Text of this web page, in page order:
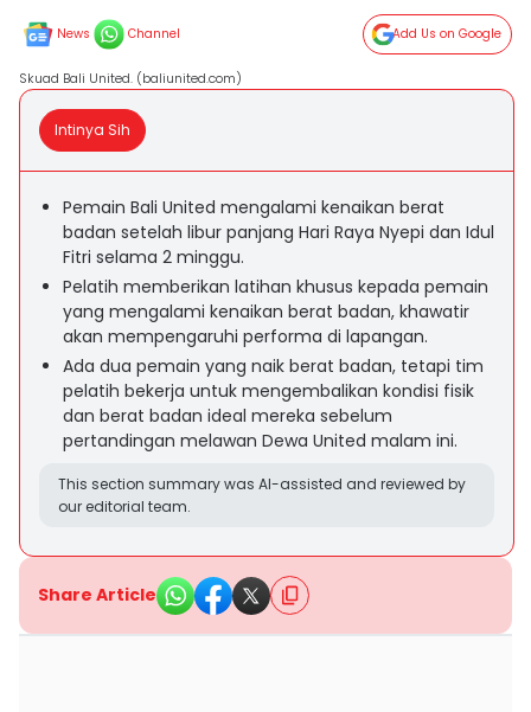
News Channel Add Us on Google
Skuad Bali United. (baliunited.com)
Intinya Sih
Pemain Bali United mengalami kenaikan berat
badan setelah libur panjang Hari Raya Nyepi dan Idul
Fitri selama 2 minggu.
Pelatih memberikan latihan khusus kepada pemain
yang mengalami kenaikan berat badan, khawatir
akan mempengaruhi performa di lapangan.
Ada dua pemain yang naik berat badan, tetapi tim
pelatih bekerja untuk mengembalikan kondisi fisik
dan berat badan ideal mereka sebelum
pertandingan melawan Dewa United malam ini.
This section summary was AI-assisted and reviewed by
our editorial team.
Share Article